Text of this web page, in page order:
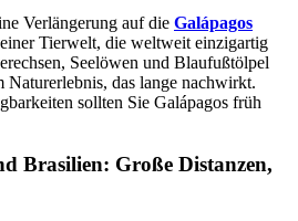
Verlängerung auf die Galápagos
Tierwelt, die weltweit einzigartig
Seelöwen und Blaufußtölpel
Naturerlebnis, das lange nachwirkt.
sollten Sie Galápagos früh
Brasilien: Große Distanzen,